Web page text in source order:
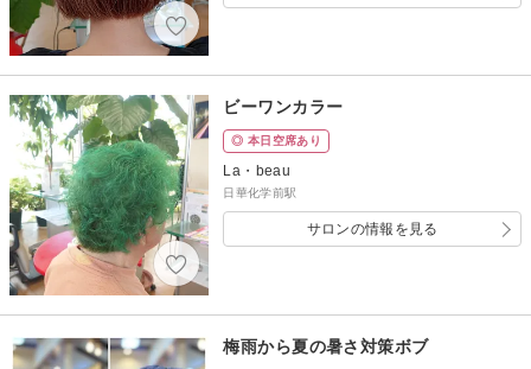
ビーワンカラー
◎ 本日空席あり
La・beau
日華化学前駅
サロンの情報を見る
梅雨から夏の暑さ対策ボブ